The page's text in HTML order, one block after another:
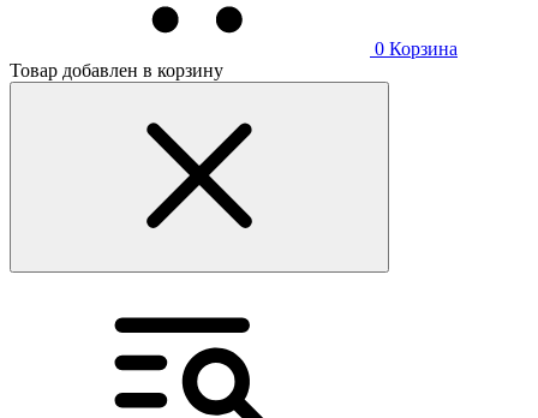
0 Корзина
Товар добавлен в корзину